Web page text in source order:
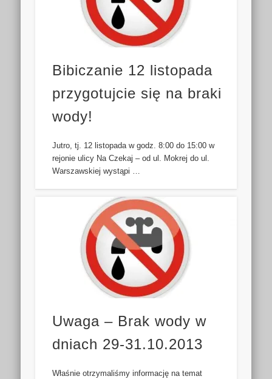
Bibiczanie 12 listopada
przygotujcie się na braki
wody!
Jutro, tj. 12 listopada w godz. 8:00 do 15:00 w
rejonie ulicy Na Czekaj – od ul. Mokrej do ul.
Warszawskiej wystąpi …
Uwaga – Brak wody w
dniach 29-31.10.2013
Właśnie otrzymaliśmy informację na temat